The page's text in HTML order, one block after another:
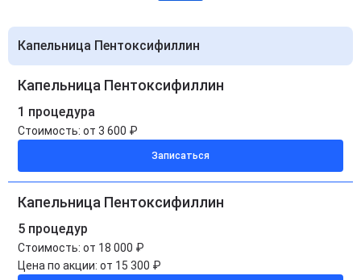
Капельница Пентоксифиллин
Капельница Пентоксифиллин
1 процедура
Стоимость: от 3 600 ₽
Записаться
Капельница Пентоксифиллин
5 процедур
Стоимость: от 18 000 ₽
Цена по акции: от 15 300 ₽